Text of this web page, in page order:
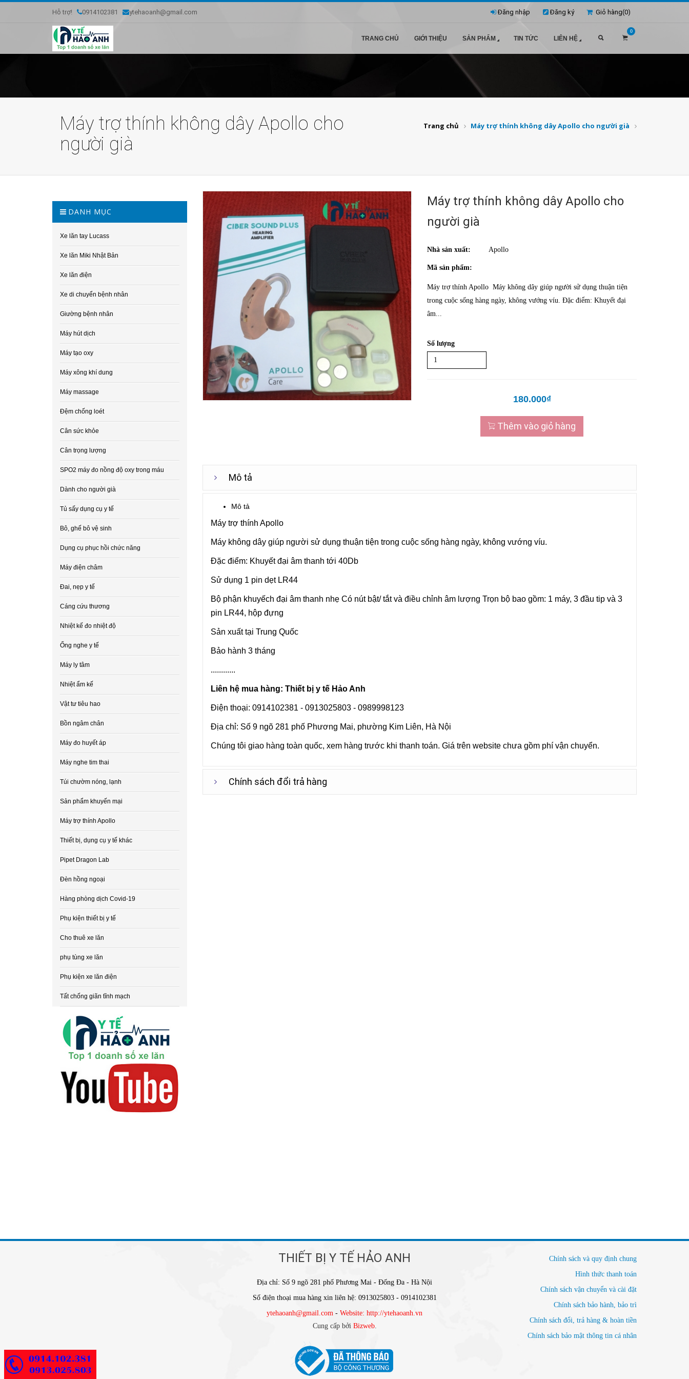
Hỗ trợ! 0914102381 ytehaoanh@gmail.com Giỏ hàng(0)
Đăng nhập Đăng ký
0
TRANG CHỦ GIỚI THIỆU SẢN PHẨM TIN TỨC LIÊN HỆ
Máy trợ thính không dây Apollo cho
người già
Trang chủ Máy trợ thính không dây Apollo cho người già
DANH MỤC
Xe lăn tay Lucass
Xe lăn Miki Nhật Bản
Xe lăn điện
Xe di chuyển bệnh nhân
Giường bệnh nhân
Máy hút dịch
Máy tạo oxy
Máy xông khí dung
Máy massage
Đệm chống loét
Cân sức khỏe
Cân trọng lượng
SPO2 máy đo nồng độ oxy trong máu
Dành cho người già
Tủ sấy dụng cụ y tế
Bô, ghế bô vệ sinh
Dụng cụ phục hồi chức năng
Máy điện châm
Đai, nẹp y tế
Cáng cứu thương
Nhiệt kế đo nhiệt độ
Ống nghe y tế
Máy ly tâm
Nhiệt ẩm kế
Vật tư tiêu hao
Bồn ngâm chân
Máy đo huyết áp
Máy nghe tim thai
Túi chườm nóng, lạnh
Sản phẩm khuyến mại
Máy trợ thính Apollo
Thiết bị, dụng cụ y tế khác
Pipet Dragon Lab
Đèn hồng ngoại
Hàng phòng dịch Covid-19
Phụ kiện thiết bị y tế
Cho thuê xe lăn
phụ tùng xe lăn
Phụ kiện xe lăn điện
Tất chống giãn tĩnh mạch
Máy trợ thính không dây Apollo cho
người già
Nhà sản xuất: Apollo
Mã sản phẩm:
Máy trợ thính Apollo Máy không dây giúp người sử dụng thuận tiện
trong cuộc sống hàng ngày, không vướng víu. Đặc điểm: Khuyết đại
âm...
Số lượng
180.000₫
Thêm vào giỏ hàng
Mô tả
Mô tả
Máy trợ thính Apollo
Máy không dây giúp người sử dụng thuận tiện trong cuộc sống hàng ngày, không vướng víu.
Đặc điểm: Khuyết đại âm thanh tới 40Db
Sử dụng 1 pin dẹt LR44
Bộ phận khuyếch đại âm thanh nhẹ Có nút bật/ tắt và điều chỉnh âm lượng Trọn bộ bao gồm: 1 máy, 3 đầu tip và 3
pin LR44, hộp đựng
Sản xuất tại Trung Quốc
Bảo hành 3 tháng
............
Liên hệ mua hàng: Thiết bị y tế Hảo Anh
Điện thoại: 0914102381 - 0913025803 - 0989998123
Địa chỉ: Số 9 ngõ 281 phố Phương Mai, phường Kim Liên, Hà Nội
Chúng tôi giao hàng toàn quốc, xem hàng trước khi thanh toán. Giá trên website chưa gồm phí vận chuyển.
Chính sách đổi trả hàng
THIẾT BỊ Y TẾ HẢO ANH
Địa chỉ: Số 9 ngõ 281 phố Phương Mai - Đống Đa - Hà Nội
Số điện thoại mua hàng xin liên hệ: 0913025803 - 0914102381
ytehaoanh@gmail.com - Website: http://ytehaoanh.vn
Cung cấp bởi Bizweb.
Chính sách và quy định chung
Hình thức thanh toán
Chính sách vận chuyển và cài đặt
Chính sách bảo hành, bảo trì
Chính sách đổi, trả hàng & hoàn tiền
Chính sách bảo mật thông tin cá nhân